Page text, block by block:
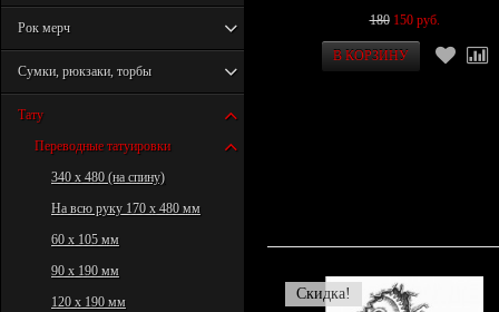
Рок мерч
Сумки, рюкзаки, торбы
Тату
Переводные татуировки
340 х 480 (на спину)
На всю руку 170 х 480 мм
60 х 105 мм
90 х 190 мм
120 х 190 мм
180 150 руб.
Скидка!